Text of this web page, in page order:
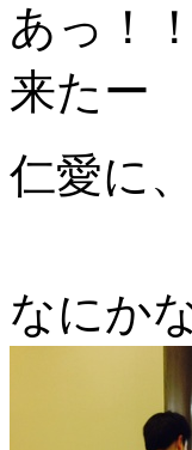
あっ！！
来たー
仁愛に
なにか